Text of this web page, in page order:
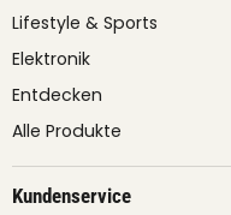
Lifestyle & Sports
Elektronik
Entdecken
Alle Produkte
Kundenservice